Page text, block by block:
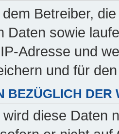
Betreiber,
Daten sowie
Adresse und
und für
BEZÜGLICH DER
diese Daten